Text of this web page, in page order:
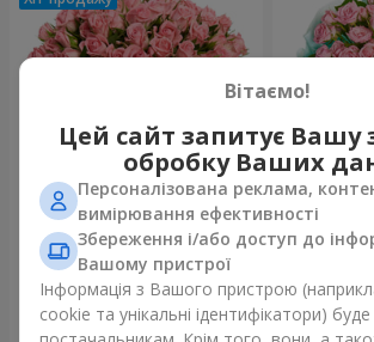
Квіти в коробці "Рожевий
оазис"
3 124 грн
маму"
2 324 грн
Вітаємо!
Цей сайт запитує Вашу
обробку Ваших
Персоналізована реклама,
вимірювання ефективності
Збереження і/або доступ до
Вашому пристрої
Інформація з Вашого пристрою
cookie та унікальні ідентифікатори)